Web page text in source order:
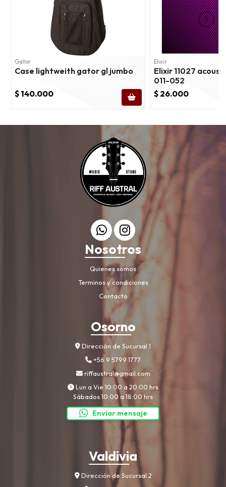
Gator
Case lightweith gator gl jumbo
$ 140.000
Elixir
Elixir 11027
011-052
$ 26.000
Nosotros
Quienes somos
Terminos y condiciones
Contacto
Osorno
Dirección de Sucursal 1
+56 9 5799 1777
riffaustral@gmail.com
Lun a Vie 10:00 a 20:00 hrs
Sábados 10:00 a 18:00 hrs
Enviar mensaje
Valdivia
Dirección de Sucursal 2